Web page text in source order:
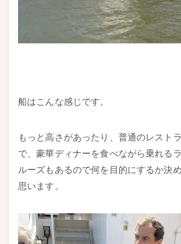
船はこんな感じです。
もっと高さがあったり、普通のレスト
で、豪華ディナーを食べながら乗れる
ルーズもあるので何を目的にするか決
思います。